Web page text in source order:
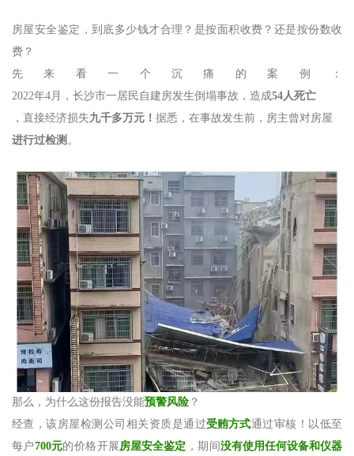
房屋安全鉴定，到底多少钱才合理？是按面积收费？还是按份数收
费？
先来看一个沉痛的案例：
2022年4月，长沙市一居民自建房发生倒塌事故，造成54人死亡
，直接经济损失九千多万元！ 据悉，在事故发生前，房主曾对房屋
进行过检测 。
那么，为什么这份报告没能预警风险 ？
经查，该房屋检测公司相关资质是通过受贿方式通过审核！以低至
每户700元的价格开展房屋安全鉴定 ，期间没有使用任何设备和仪器